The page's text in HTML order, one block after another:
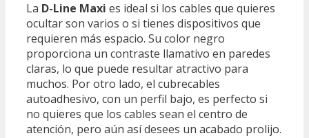
La D-Line Maxi es ideal si los cables que quieres
ocultar son varios o si tienes dispositivos que
requieren más espacio. Su color negro
proporciona un contraste llamativo en paredes
claras, lo que puede resultar atractivo para
muchos. Por otro lado, el cubrecables
autoadhesivo, con un perfil bajo, es perfecto si
no quieres que los cables sean el centro de
atención, pero aún así desees un acabado prolijo.